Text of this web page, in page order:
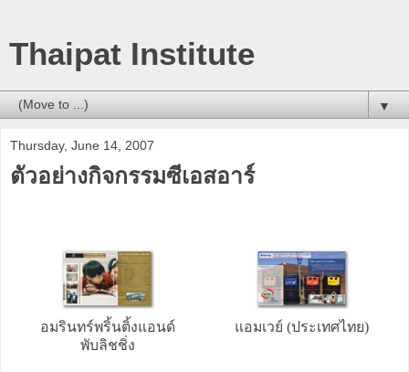
Thaipat Institute
▼
Thursday, June 14, 2007
ตัวอย่างกิจกรรมซีเอสอาร์
อมรินทร์พริ้นติ้งแอนด์
พับลิชชิ่ง
แอมเวย์ (ประเทศไทย)